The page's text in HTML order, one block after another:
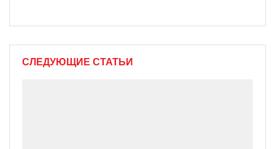
СЛЕДУЮЩИЕ СТАТЬИ